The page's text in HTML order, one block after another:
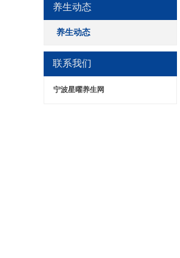
养生动态
养生动态
联系我们
宁波星曜养生网